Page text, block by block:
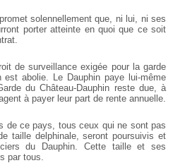
solennellement que, ni lui, ni ses
porter atteinte en quoi que ce soit
de surveillance exigée pour la garde
est abolie. Le Dauphin paye lui-même
du Château-Dauphin reste due, à
à payer leur part de rente annuelle.
de ce pays, tous ceux qui ne sont pas
taille delphinale, seront poursuivis et
du Dauphin. Cette taille et ses
par tous.